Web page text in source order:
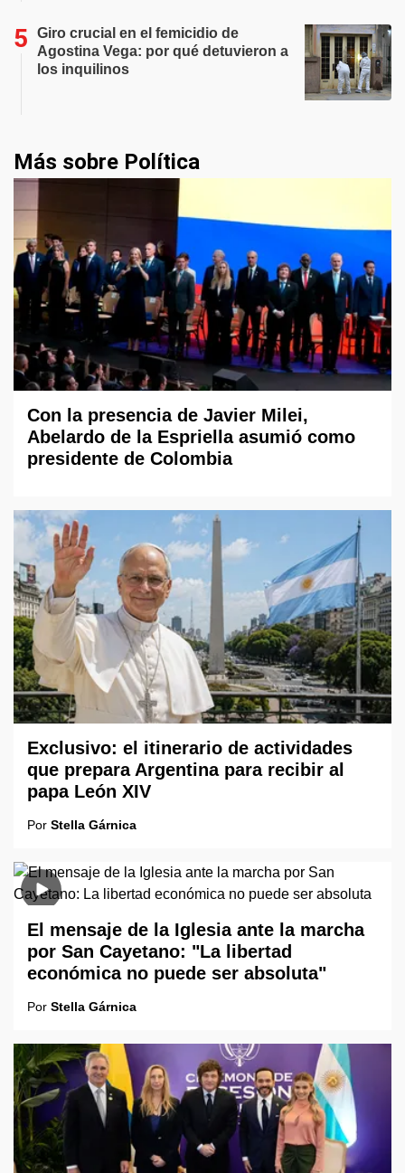
Giro crucial en el femicidio de
Agostina Vega: por qué detuvieron a
los inquilinos
Más sobre Política
Con la presencia de Javier Milei,
Abelardo de la Espriella asumió como
presidente de Colombia
Exclusivo: el itinerario de actividades
que prepara Argentina para recibir al
papa León XIV
Por Stella Gárnica
El mensaje de la Iglesia ante la marcha
por San Cayetano: "La libertad
económica no puede ser absoluta"
Por Stella Gárnica